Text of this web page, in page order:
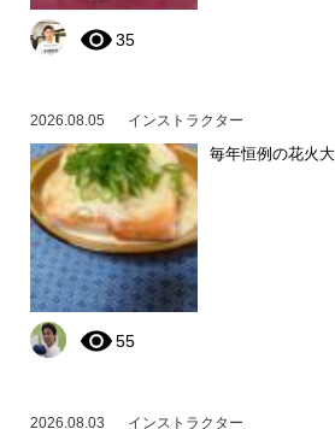
35
2026.08.05 インストラクター
毎年恒例の花火
55
2026.08.03 インストラクター